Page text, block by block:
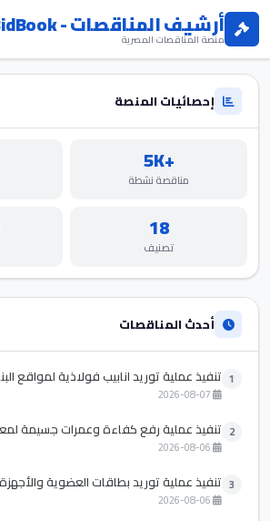
أرشيف المناقصات - BidBook
منصة المناقصات المصرية
إحصائيات المنصة
+5K
مناقصة نشطة
18
تصنيف
أحدث المناقصات
1 تنفيذ عملية توريد انابيب فولاذية لمواقع
2 تنفيذ عملية رفع كفاءة وعمرات جسيمة
3 تنفيذ عملية توريد بطاقات العضوية